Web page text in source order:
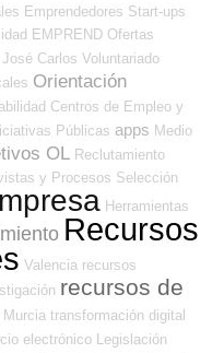
Emprendedores Start-ups
EMPREND Ofertas
José Carlos Voluntariado
Orientación
Centros de Empleo y
Públicas apps Medio
OL Reclutamiento
y Procesos Selección
Herramientas
Recursos
Valencia recursos
recursos de
Murcia transformación digital
electrónico Legislación